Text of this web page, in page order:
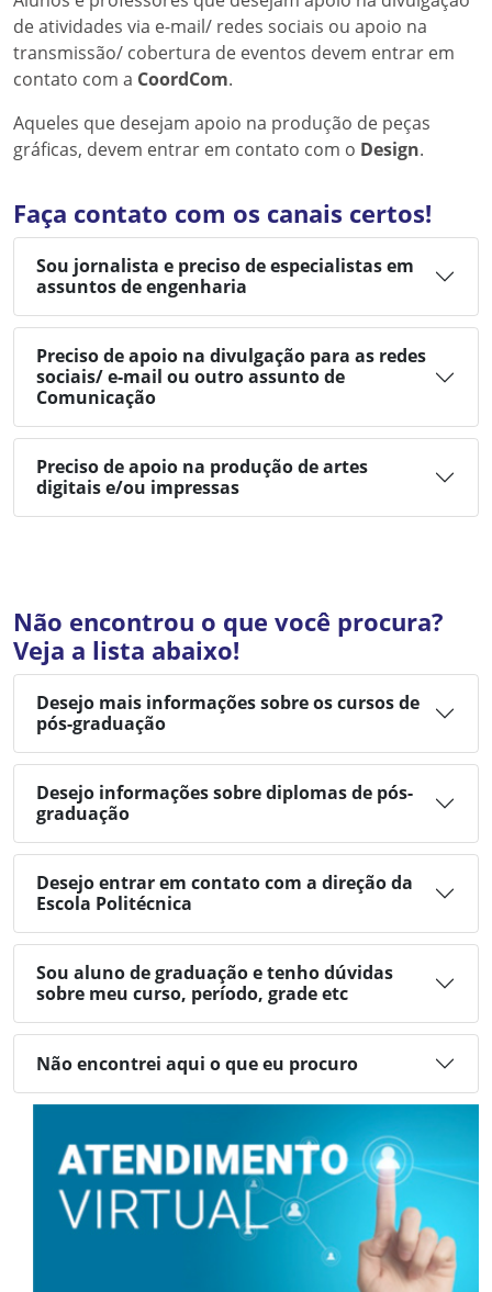
de atividades via e-mail/ redes sociais ou apoio na
transmissão/ cobertura de eventos devem entrar em
contato com a CoordCom.
Aqueles que desejam apoio na produção de peças
gráficas, devem entrar em contato com o Design.
Faça contato com os canais certos!
Sou jornalista e preciso de especialistas em
assuntos de engenharia
Preciso de apoio na divulgação para as redes
sociais/ e-mail ou outro assunto de
Comunicação
Preciso de apoio na produção de artes
digitais e/ou impressas
Não encontrou o que você procura?
Veja a lista abaixo!
Desejo mais informações sobre os cursos de
pós-graduação
Desejo informações sobre diplomas de pós-
graduação
Desejo entrar em contato com a direção da
Escola Politécnica
Sou aluno de graduação e tenho dúvidas
sobre meu curso, período, grade etc
Não encontrei aqui o que eu procuro